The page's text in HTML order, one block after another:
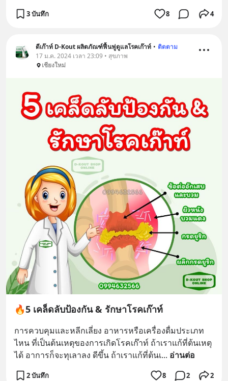
3 บันทึก 8 4
ดีเก๊าท์ D-Kout ผลิตภัณฑ์ฟื้นฟูดูแลโรคเก๊าท์ • ติดตาม
17 ม.ค. 2024 เวลา 23:09 • สุขภาพ
เชียงใหม่
🔥5 เคล็ดลับป้องกัน & รักษาโรคเก๊าท์
การควบคุมและหลีกเลี่ยง อาหารหรือเครื่องดื่มประเภท
ไหน ที่เป็นต้นเหตุของการเกิดโรคเก๊าท์ ถ้าเราแก้ที่ต้นเหตุ
ได้ อาการก็จะทุเลาลง ดีขึ้น ถ้าเราแก้ที่ต้นเ... อ่านต่อ
2 บันทึก 8 2 2